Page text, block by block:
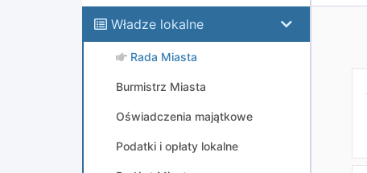
Władze lokalne
Rada Miasta
Burmistrz Miasta
Oświadczenia majątkowe
Podatki i opłaty lokalne